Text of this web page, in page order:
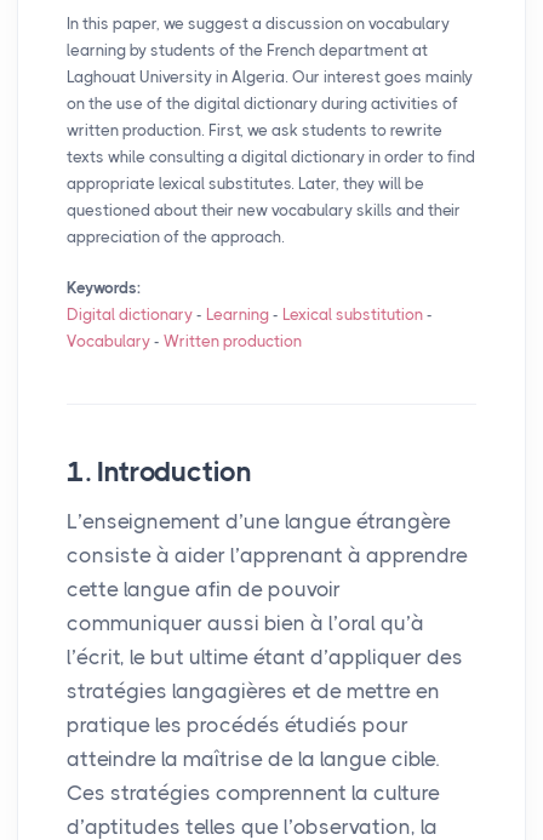
In this paper, we suggest a discussion on vocabulary
learning by students of the French department at
Laghouat University in Algeria. Our interest goes mainly
on the use of the digital dictionary during activities of
written production. First, we ask students to rewrite
texts while consulting a digital dictionary in order to find
appropriate lexical substitutes. Later, they will be
questioned about their new vocabulary skills and their
appreciation of the approach.
Keywords:
Digital dictionary - Learning - Lexical substitution -
Vocabulary - Written production
1. Introduction
L’enseignement d’une langue étrangère
consiste à aider l’apprenant à apprendre
cette langue afin de pouvoir
communiquer aussi bien à l’oral qu’à
l’écrit, le but ultime étant d’appliquer des
stratégies langagières et de mettre en
pratique les procédés étudiés pour
atteindre la maîtrise de la langue cible.
Ces stratégies comprennent la culture
d’aptitudes telles que l’observation, la